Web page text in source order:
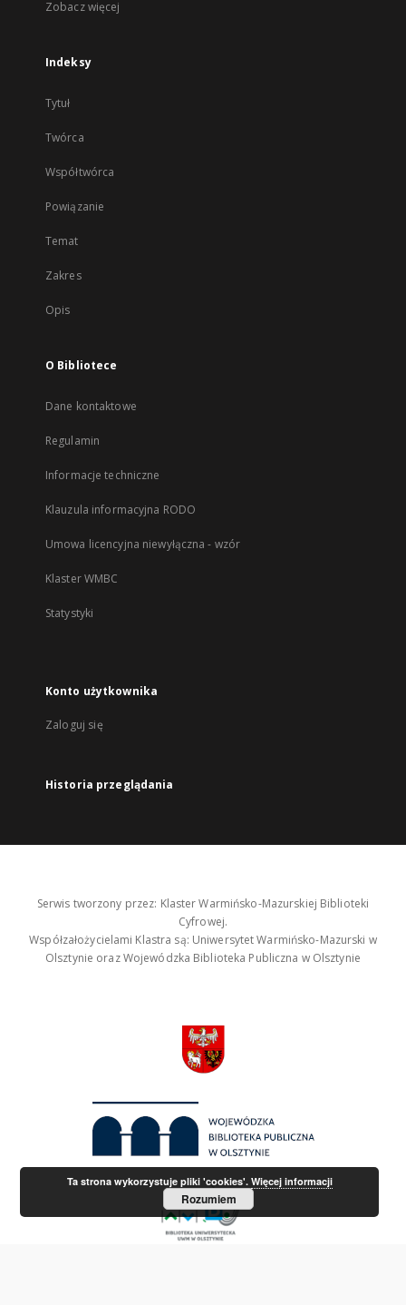
Zobacz więcej
Indeksy
Tytuł
Twórca
Współtwórca
Powiązanie
Temat
Zakres
Opis
O Bibliotece
Dane kontaktowe
Regulamin
Informacje techniczne
Klauzula informacyjna RODO
Umowa licencyjna niewyłączna - wzór
Klaster WMBC
Statystyki
Konto użytkownika
Zaloguj się
Historia przeglądania
Serwis tworzony przez: Klaster Warmińsko-Mazurskiej Biblioteki
Cyfrowej.
Współzałożycielami Klastra są: Uniwersytet Warmińsko-Mazurski w
Olsztynie oraz Wojewódzka Biblioteka Publiczna w Olsztynie
Ta strona wykorzystuje pliki 'cookies'. Więcej informacji
Rozumiem